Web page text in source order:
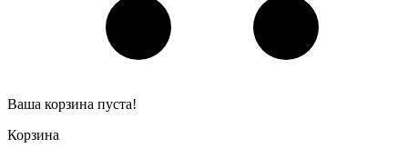
Ваша корзина пуста!
Корзина